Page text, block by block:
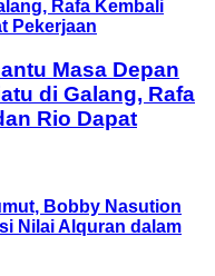
Masa Depan
di Galang, Rafa
Rio Dapat